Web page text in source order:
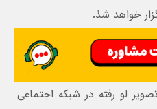
لو رفته در شبکه اجتماعی